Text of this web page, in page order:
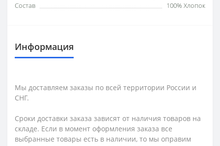
Состав
100% Хлопок
Информация
Мы доставляем заказы по всей территории России и
СНГ.
Сроки доставки заказа зависят от наличия товаров на
складе. Если в момент оформления заказа все
выбранные товары есть в наличии, то мы оправим